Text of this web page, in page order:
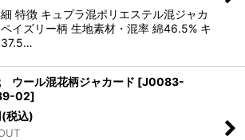
特徴 キュプラ混ポリエステル混ジャカ
イズリー柄 生地素材・混率 綿46.5% キ
37.5…
ウール混花柄ジャカード [J0083-
02]
(税込)